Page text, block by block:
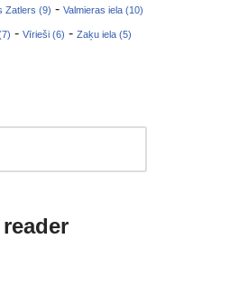
Zatlers (9) - Valmieras iela (10)
- Vīrieši (6) - Zaķu iela (5)